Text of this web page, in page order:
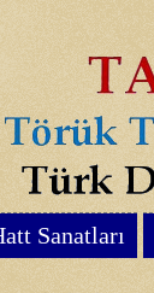
Sanatları